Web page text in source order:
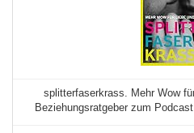
splitterfaserkrass. Mehr Wow
Beziehungsratgeber zum